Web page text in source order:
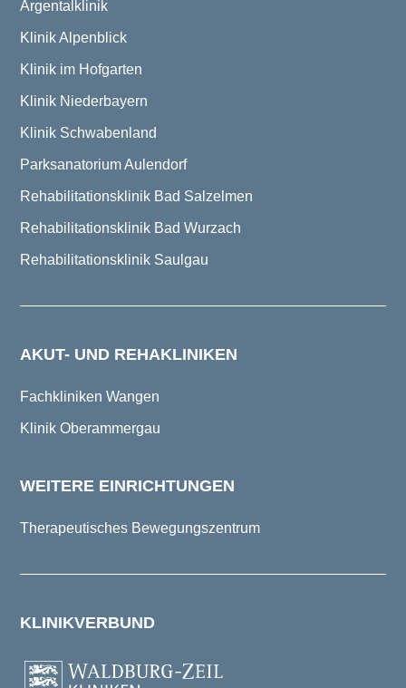
Argentalklinik
Klinik Alpenblick
Klinik im Hofgarten
Klinik Niederbayern
Klinik Schwabenland
Parksanatorium Aulendorf
Rehabilitationsklinik Bad Salzelmen
Rehabilitationsklinik Bad Wurzach
Rehabilitationsklinik Saulgau
AKUT- UND REHAKLINIKEN
Fachkliniken Wangen
Klinik Oberammergau
WEITERE EINRICHTUNGEN
Therapeutisches Bewegungszentrum
KLINIKVERBUND